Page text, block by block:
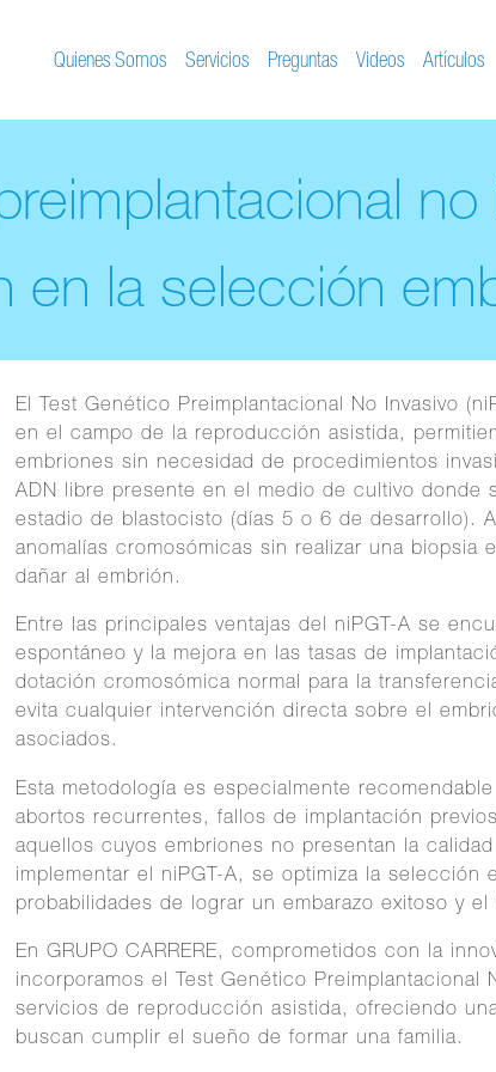
Quienes Somos Servicios Preguntas Videos Artículos
en la selección
El Test Genético Preimplantacional No Invasivo
en el campo de la reproducción asistida,
embriones sin necesidad de procedimientos
ADN libre presente en el medio de cultivo donde
estadio de blastocisto (días 5 o 6 de desarrollo).
anomalías cromosómicas sin realizar una biopsia
dañar al embrión.
Entre las principales ventajas del niPGT-A se
espontáneo y la mejora en las tasas de
dotación cromosómica normal para la
evita cualquier intervención directa sobre el
asociados.
Esta metodología es especialmente
abortos recurrentes, fallos de implantación
aquellos cuyos embriones no presentan la
implementar el niPGT-A, se optimiza la selección
probabilidades de lograr un embarazo exitoso y
En GRUPO CARRERE, comprometidos con la
incorporamos el Test Genético Preimplantacional
servicios de reproducción asistida, ofreciendo
buscan cumplir el sueño de formar una familia.